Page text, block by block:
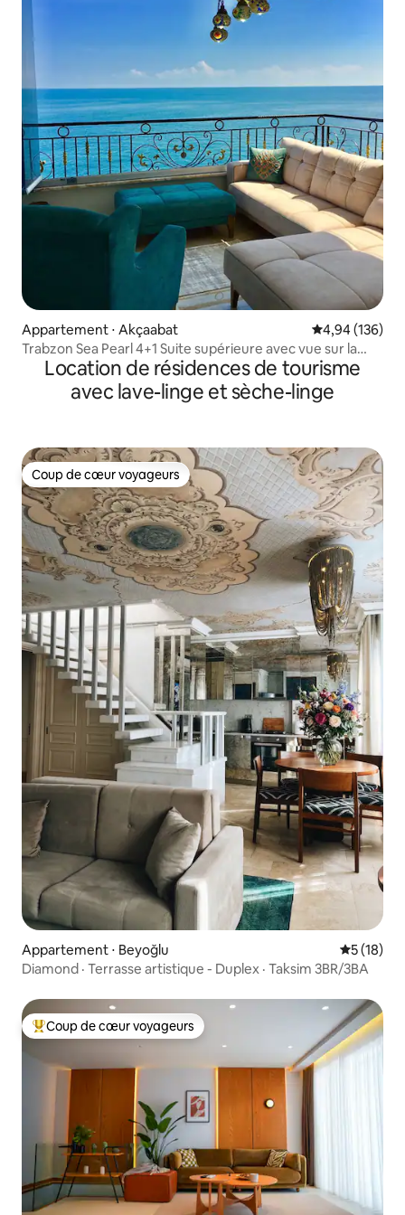
Appartement ⋅ Akçaabat Évaluation
4,94 (136)
Trabzon Sea Pearl 4+1 Suite supérieure avec vue sur la
merLocation de résidences de tourisme
avec lave-linge et sèche-linge
Coup de cœur voyageurs
Coup de cœur voyageurs
Appartement ⋅ Beyoğlu
5 (18)
Diamond · Terrasse artistique - Duplex · Taksim 3BR/3BA
Coups de cœur voyageurs les plus appréciés
Coup de cœur voyageurs